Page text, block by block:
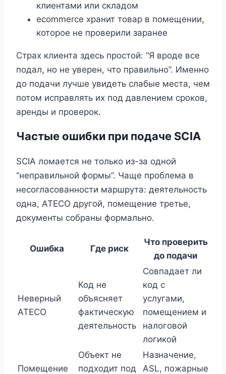
клиентами или складом
ecommerce хранит товар в помещении,
которое не проверили заранее
Страх клиента здесь простой: “Я вроде все
подал, но не уверен, что правильно”. Именно
до подачи лучше увидеть слабые места, чем
потом исправлять их под давлением сроков,
аренды и проверок.
Частые ошибки при подаче SCIA
SCIA ломается не только из-за одной
“неправильной формы”. Чаще проблема в
несогласованности маршрута: деятельность
одна, ATECO другой, помещение третье,
документы собраны формально.
Ошибка Где риск
Что проверить
до подачи
Неверный
ATECO
Код не
объясняет
фактическую
деятельность
Совпадает ли
код с
услугами,
помещением и
налоговой
логикой
Помещение
Объект не
подходит под
Назначение,
ASL, пожарные